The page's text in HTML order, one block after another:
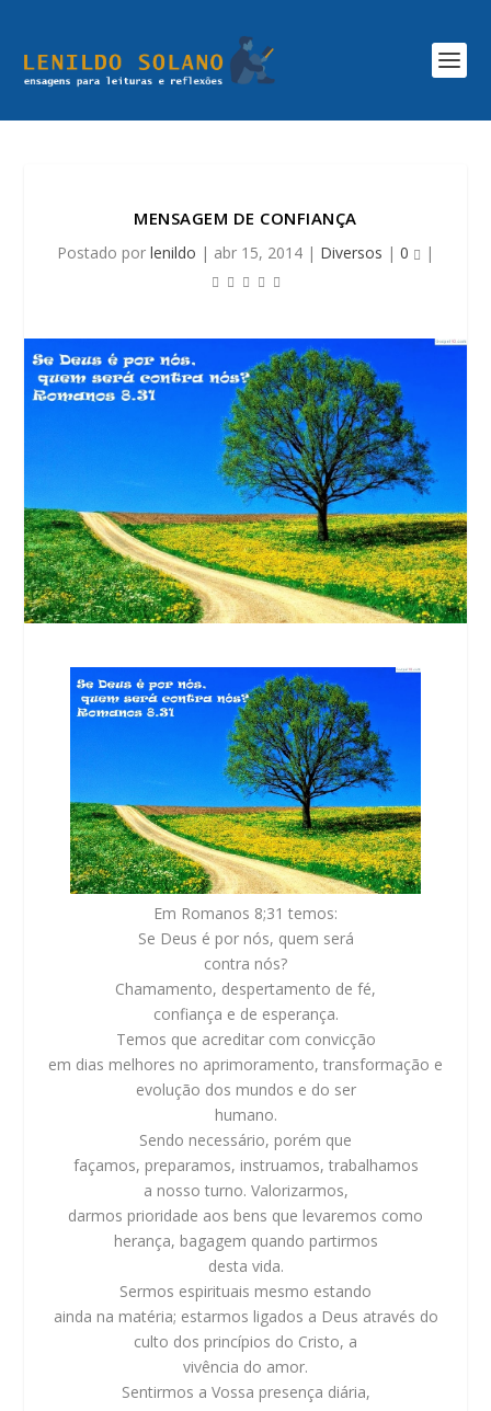
MENSAGEM DE CONFIANÇA
Postado por lenildo | abr 15, 2014 | Diversos | 0 |
Em Romanos 8;31 temos:
Se Deus é por nós, quem será
contra nós?
Chamamento, despertamento de fé,
confiança e de esperança.
Temos que acreditar com convicção
em dias melhores no aprimoramento, transformação e
evolução dos mundos e do ser
humano.
Sendo necessário, porém que
façamos, preparamos, instruamos, trabalhamos
a nosso turno. Valorizarmos,
darmos prioridade aos bens que levaremos como
herança, bagagem quando partirmos
desta vida.
Sermos espirituais mesmo estando
ainda na matéria; estarmos ligados a Deus através do
culto dos princípios do Cristo, a
vivência do amor.
Sentirmos a Vossa presença diária,